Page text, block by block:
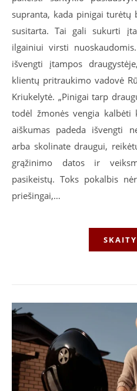
supranta, kada pinigai
susitarta. Tai gali sukurti
ilgainiui virsti
išvengti įtampos
klientų pritraukimo vadovė
Kriukelytė. „Pinigai tarp
todėl žmonės vengia kalbėti
aiškumas padeda išvengti
arba skolinate draugui,
grąžinimo datos ir
pasikeistų. Toks pokalbis
priešingai,…